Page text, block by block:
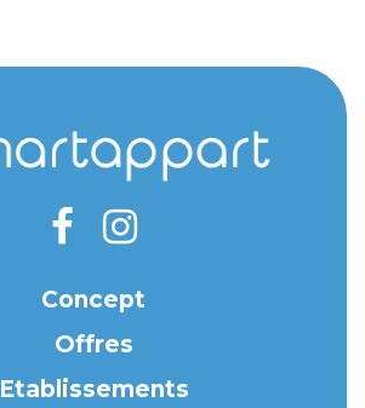
Concept
Offres
Etablissements